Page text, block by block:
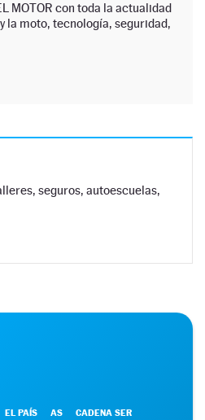
MOTOR con toda la actualidad
la moto, tecnología, seguridad,
seguros, autoescuelas,
EL PAÍS AS CADENA SER